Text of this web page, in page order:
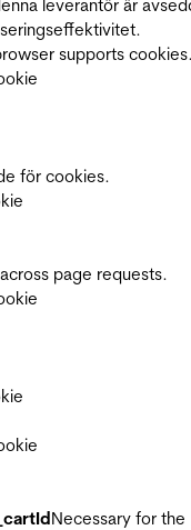
leverantör är
supports
för cookies.
page requests.
Necessary for the